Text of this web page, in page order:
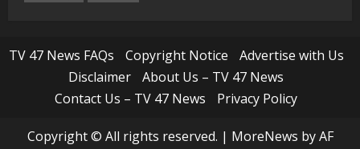
TV 47 News FAQs Copyright Notice
Advertise with Us
Disclaimer
About Us – TV 47 News
Contact Us – TV 47 News
Privacy Policy
Copyright © All rights reserved. | MoreNews by AF